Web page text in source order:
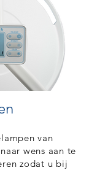
van
wens aan te
zodat u bij